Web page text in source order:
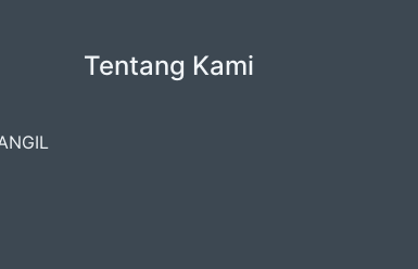
Tentang Kami